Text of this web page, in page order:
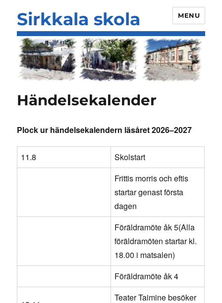
Sirkkala skola MENU
Händelsekalender
Plock ur händelsekalendern läsåret 2026–2027
11.8
Skolstart
Frittis morris och eftis
startar genast första
dagen
Föräldramöte åk 5(Alla
föräldramöten startar kl.
18.00 i matsalen)
Föräldramöte åk 4
Teater Taimine besöker